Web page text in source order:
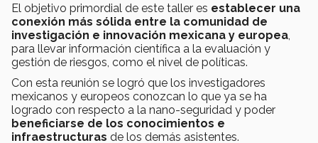
El objetivo primordial de este taller es establecer una
conexión más sólida entre la comunidad de
investigación e innovación mexicana y europea
para llevar información científica a la evaluación y
gestión de riesgos, como el nivel de políticas.
Con esta reunión se logró que los investigadores
mexicanos y europeos conozcan lo que ya se ha
logrado con respecto a la nano-seguridad y poder
beneficiarse de los conocimientos e
infraestructuras de los demás asistentes.